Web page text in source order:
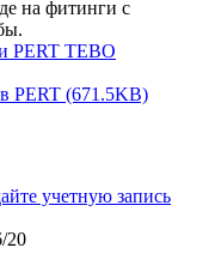
на фитинги с
PERT TEBO
PERT (671.5KB)
учетную запись
20